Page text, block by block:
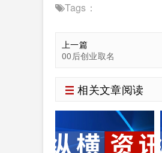
Tags：
上一篇
00后创业取名
相关文章阅读